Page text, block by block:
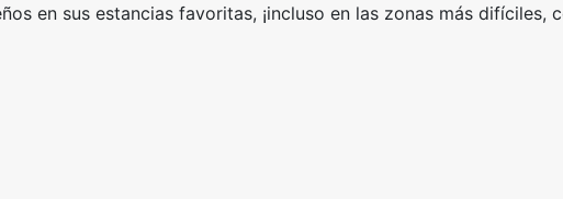
en sus estancias favoritas, ¡incluso en las zonas más difíciles,